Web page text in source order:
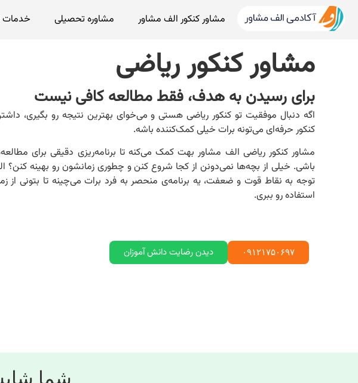
مشاور کنکور الف مشاور مشاوره تحصیلی خدمات
مشاور کنکور ریاضی
برای رسیدن به هدف، فقط مطالعه کافی نیست
اگه دنبال موفقیت تو کنکور ریاضی هستی و می‌خوای بهترین نتیجه رو بگیری،
کنکور حرفه‌ای می‌تونه برات خیلی کمک‌کننده باشه.
مشاور کنکور ریاضی الف مشاور بهت کمک می‌کنه تا برنامه‌ریزی دقیقی برای
باشی. خیلی از بچه‌ها نمی‌دونن از کجا شروع کنن و چطوری زمانشون رو بهینه کنن؟
توجه به نقاط قوت و ضعفت، یه برنامه‌ی منحصر به فرد برات می‌چینه تا بتونی از
استفاده رو ببری.
۰۹۱۲۱۷۵۰۶۹۷ دیدن رضایت دانش آموزان
شما